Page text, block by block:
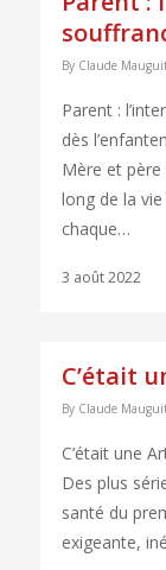
By Claude
Parent :
dès
Mère et
long de la
chaque…
3 août 2022
C’était
By Claude
C’était une
Des plus
santé du
exigeante,